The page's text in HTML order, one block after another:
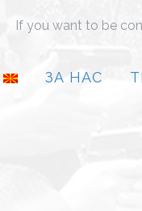
If you want to be
ЗА НАС